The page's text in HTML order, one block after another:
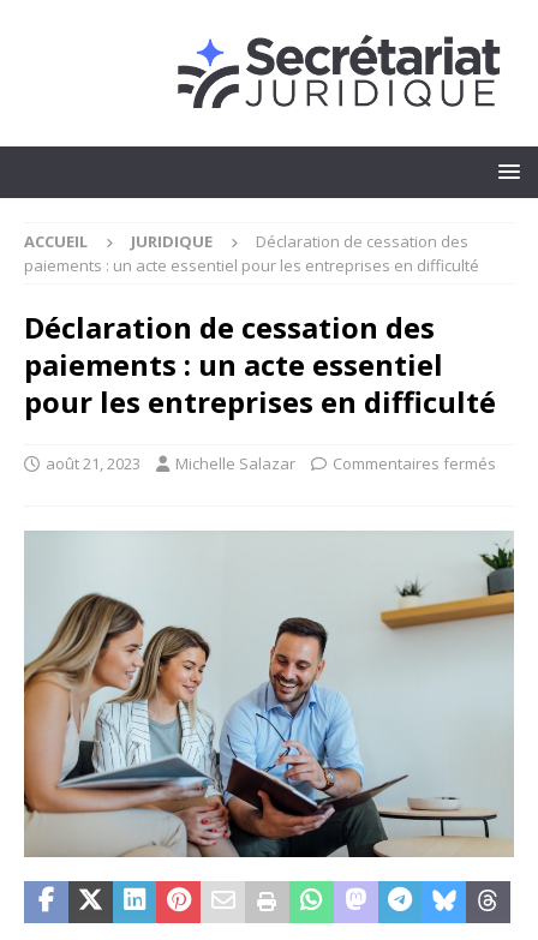
ACCUEIL JURIDIQUE
Déclaration de cessation des
paiements : un acte essentiel pour les entreprises en difficulté
Déclaration de cessation des
paiements : un acte essentiel
pour les entreprises en difficulté
août 21, 2023 Michelle Salazar Commentaires fermés